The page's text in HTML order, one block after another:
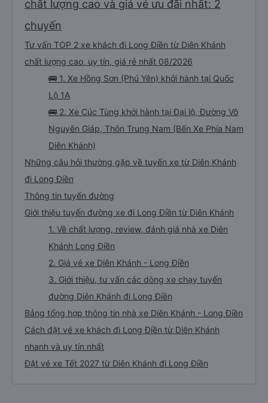
chất lượng cao và giá vé ưu đãi nhất: 2
chuyến
Tư vấn TOP 2 xe khách đi Long Điền từ Diên Khánh
chất lượng cao, uy tín, giá rẻ nhất 08/2026
🚌 1. Xe Hồng Sơn (Phú Yên) khởi hành tại Quốc
Lộ 1A
🚌 2. Xe Cúc Tùng khởi hành tại Đại lộ, Đường Võ
Nguyên Giáp, Thôn Trung Nam (Bến Xe Phía Nam
Diên Khánh)
Những câu hỏi thường gặp về tuyến xe từ Diên Khánh
đi Long Điền
Thông tin tuyến đường
Giới thiệu tuyến đường xe đi Long Điền từ Diên Khánh
1. Về chất lượng, review, đánh giá nhà xe Diên
Khánh Long Điền
2. Giá vé xe Diên Khánh - Long Điền
3. Giới thiệu, tư vấn các dòng xe chạy tuyến
đường Diên Khánh đi Long Điền
Bảng tổng hợp thông tin nhà xe Diên Khánh - Long Điền
Cách đặt vé xe khách đi Long Điền từ Diên Khánh
nhanh và uy tín nhất
Đặt vé xe Tết 2027 từ Diên Khánh đi Long Điền